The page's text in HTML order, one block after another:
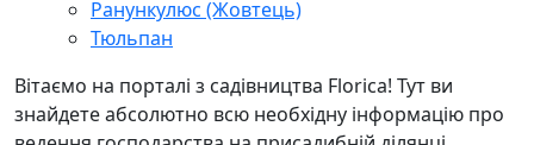
Ранункулюс (Жовтець)
Тюльпан
Вітаємо на порталі з садівництва Florica! Тут ви
знайдете абсолютно всю необхідну інформацію про